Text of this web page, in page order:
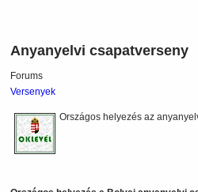
Anyanyelvi csapatverseny
Forums
Versenyek
Országos helyezés az